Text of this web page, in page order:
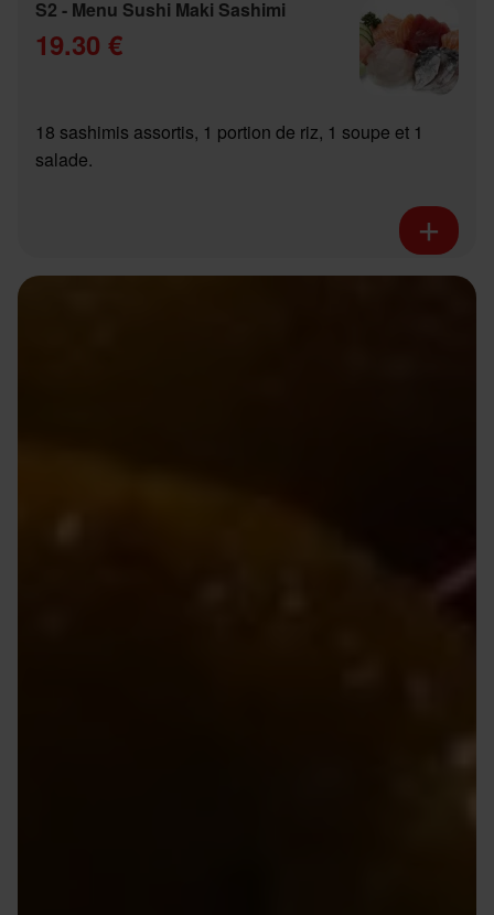
S2 - Menu Sushi Maki Sashimi
19.30 €
18 sashimis assortis, 1 portion de riz, 1 soupe et 1
salade.